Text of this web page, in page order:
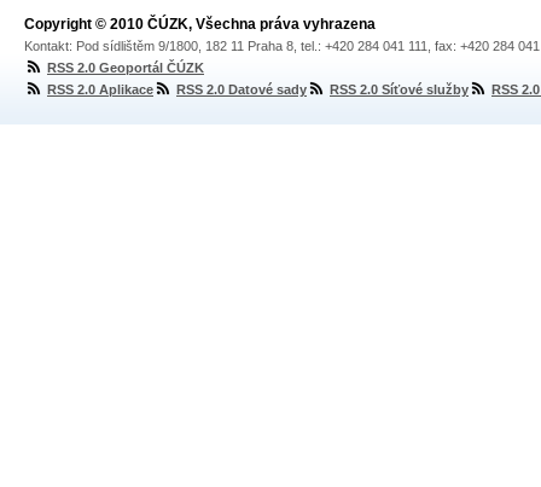
Copyright © 2010 ČÚZK, Všechna práva vyhrazena
Kontakt: Pod sídlištěm 9/1800, 182 11 Praha 8, tel.: +420 284 041 111, fax: +420 284
RSS 2.0 Geoportál ČÚZK
RSS 2.0 Aplikace
RSS 2.0 Datové sady RSS 2.0 Síťové služby RSS